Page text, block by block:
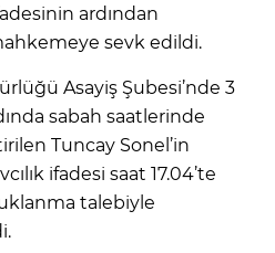
ardından
sevk edildi.
Asayiş Şubesi’nde 3
sabah saatlerinde
Tuncay Sonel’in
ifadesi saat 17.04’te
talebiyle